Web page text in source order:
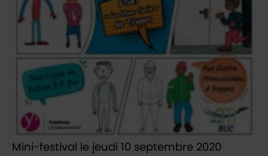
Mini-festival le jeudi 10 septembre 2020